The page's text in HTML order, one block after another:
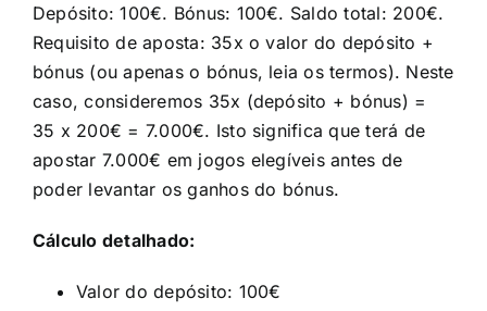
Depósito: 100€. Bónus: 100€. Saldo total: 200€.
Requisito de aposta: 35x o valor do depósito +
bónus (ou apenas o bónus, leia os termos). Neste
caso, consideremos 35x (depósito + bónus) =
35 x 200€ = 7.000€. Isto significa que terá de
apostar 7.000€ em jogos elegíveis antes de
poder levantar os ganhos do bónus.
Cálculo detalhado:
Valor do depósito: 100€